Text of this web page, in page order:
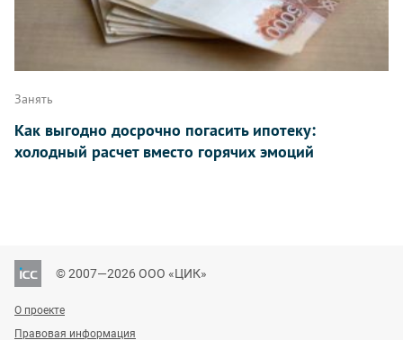
Занять
Как выгодно досрочно погасить ипотеку:
холодный расчет вместо горячих эмоций
© 2007—2026 ООО «ЦИК»
О проекте
Правовая информация